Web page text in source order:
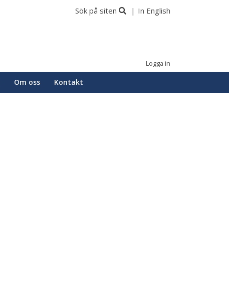
Sök på siten In English
Logga in
Om oss Kontakt